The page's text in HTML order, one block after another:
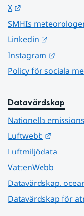
X
SMHIs
Linkedin
Instagram
Policy för sociala
Datavärdskap
Nationella
Luftwebb
Luftmiljödata
VattenWebb
Datavärdskap,
Datavärdskap för